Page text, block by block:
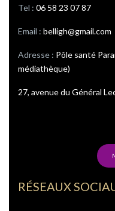
Tel : ‭ 06 58 23 07 87
Email : belligh@gmail.com
Adresse : Pôle santé
médiathèque)
27, avenue du Général
RÉSEAUX